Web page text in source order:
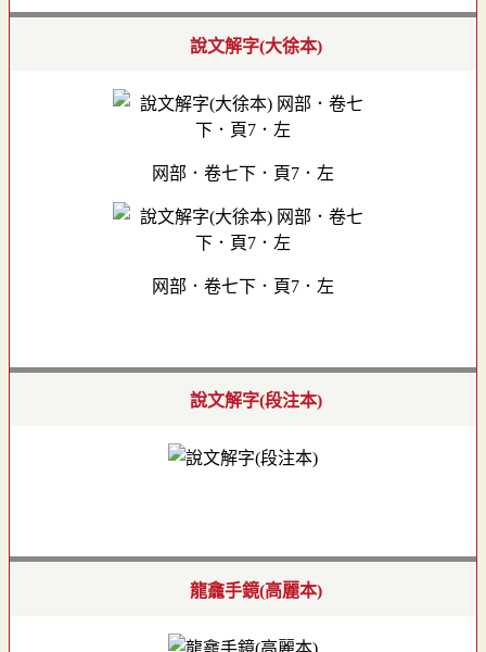
說文解字(大徐本)
网部．卷七下．頁7．左
网部．卷七下．頁7．左
說文解字(段注本)
龍龕手鏡(高麗本)